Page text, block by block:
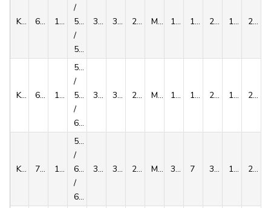
KLPP062 62 110
/
50
/
52
34.5 30.5 23 M6x25 12 10 2775/3275/3613 116/131/139 265
KLPP068 68 115
50
/
55
/
60
34.5 30.5 23 M6x25 12 10 2500/3125/3938 100/114/131 242
KLPP075 75 138
55
/
60
/
65
37.8 32.5 25 M8x30 30 7 3125/4000/4938 114/133/152 259